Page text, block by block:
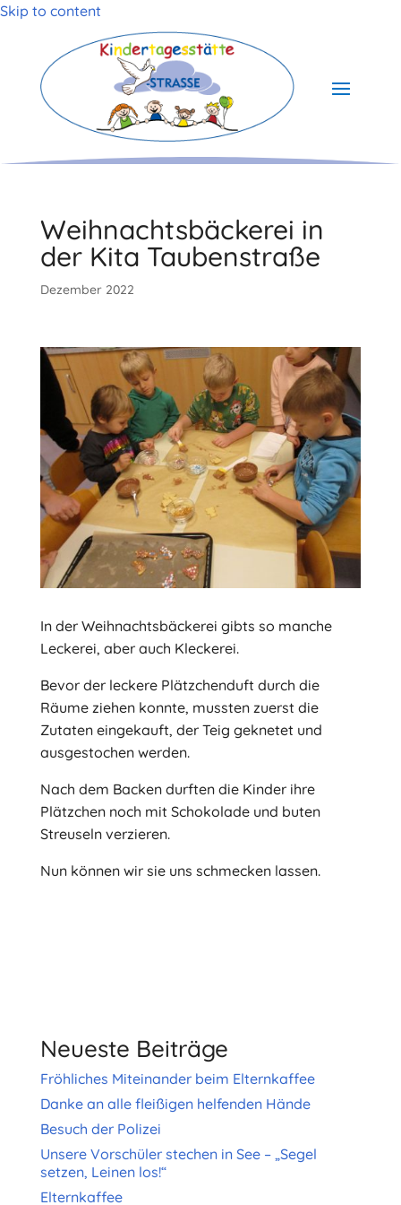
Skip to content
Weihnachtsbäckerei in
der Kita Taubenstraße
Dezember 2022
In der Weihnachtsbäckerei gibts so manche
Leckerei, aber auch Kleckerei.
Bevor der leckere Plätzchenduft durch die
Räume ziehen konnte, mussten zuerst die
Zutaten eingekauft, der Teig geknetet und
ausgestochen werden.
Nach dem Backen durften die Kinder ihre
Plätzchen noch mit Schokolade und buten
Streuseln verzieren.
Nun können wir sie uns schmecken lassen.
Neueste Beiträge
Fröhliches Miteinander beim Elternkaffee
Danke an alle fleißigen helfenden Hände
Besuch der Polizei
Unsere Vorschüler stechen in See – „Segel
setzen, Leinen los!“
Elternkaffee